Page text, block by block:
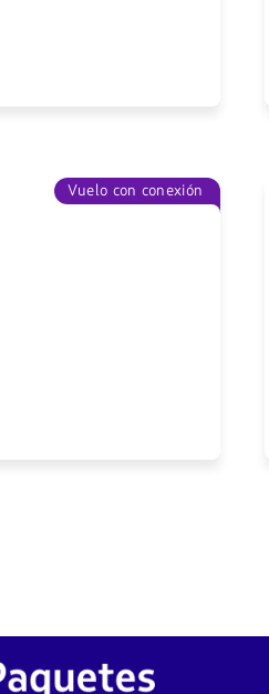
Vuelo con conexión